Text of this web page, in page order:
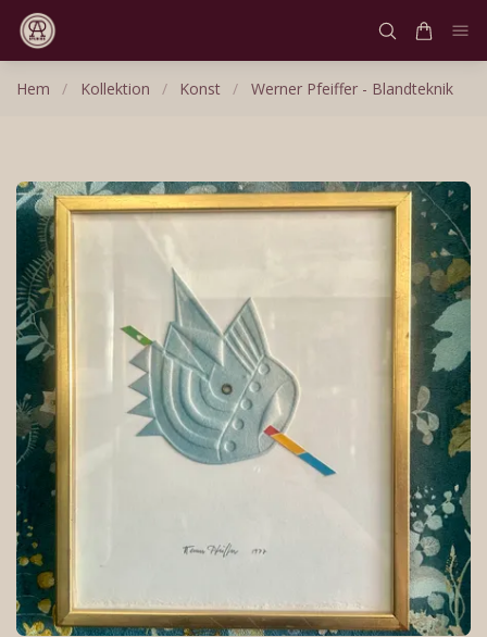
Hem / Kollektion / Konst / Werner Pfeiffer - Blandteknik